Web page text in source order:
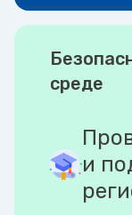
среде
и